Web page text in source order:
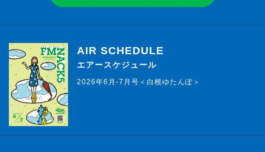
AIR SCHEDULE
エアースケジュール
2026年6月-7月号＜白根ゆたんぽ＞